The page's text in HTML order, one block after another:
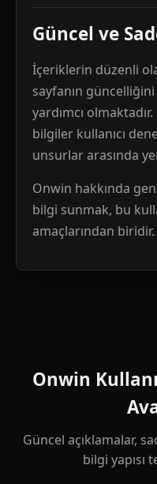
Güncel ve
İçeriklerin düzenli
sayfanın
yardımcı
bilgiler kullanıcı
unsurlar arasında
Onwin hakkında
bilgi sunmak, bu
amaçlarından biridir.
Onwin
Güncel açıklamalar,
bilgi yapısı